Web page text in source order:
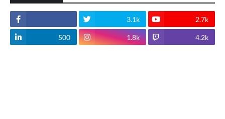
3.1k 2.7k
500 1.8k 4.2k